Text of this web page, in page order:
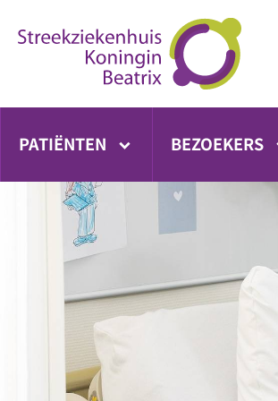
direct
PATIËNTEN BEZOEKERS